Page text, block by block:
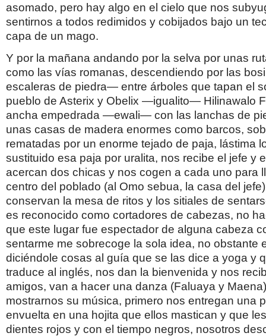
asomado, pero hay algo en el cielo que nos
sentirnos a todos redimidos y cobijados bajo un
capa de un mago.
Y por la mañana andando por la selva por unas
como las vías romanas, descendiendo por las
escaleras de piedra— entre árboles que tapan el
pueblo de Asterix y Obelix —igualito— Hilinawalo
ancha empedrada —ewali— con las lanchas de
unas casas de madera enormes como barcos,
rematadas por un enorme tejado de paja, lástima
sustituido esa paja por uralita, nos recibe el jefe y
acercan dos chicas y nos cogen a cada uno para
centro del poblado (al Omo sebua, la casa del
conservan la mesa de ritos y los sitiales de
es reconocido como cortadores de cabezas, no
que este lugar fue espectador de alguna cabeza
sentarme me sobrecoge la sola idea, no obstante
diciéndole cosas al guía que se las dice a yoga y
traduce al inglés, nos dan la bienvenida y nos
amigos, van a hacer una danza (Faluaya y
mostrarnos su música, primero nos entregan una
envuelta en una hojita que ellos mastican y que
dientes rojos y con el tiempo negros, nosotros